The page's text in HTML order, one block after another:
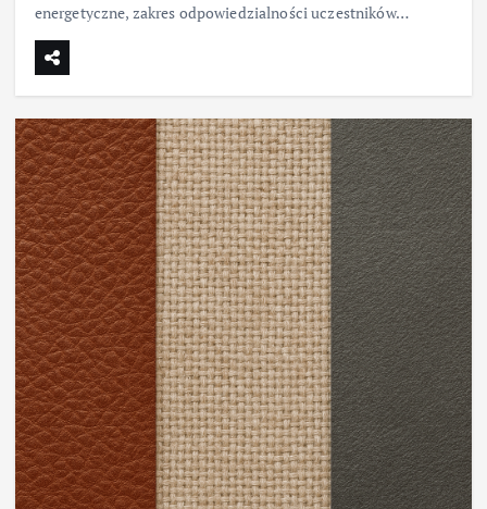
energetyczne, zakres odpowiedzialności uczestników…